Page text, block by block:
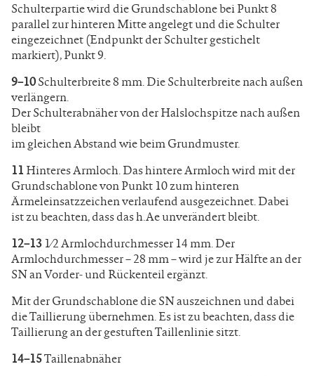
Schulterpartie wird die Grundschablone bei Punkt 8
parallel zur hinteren Mitte angelegt und die Schulter
eingezeichnet (Endpunkt der Schulter gestichelt
markiert), Punkt 9.
9–10Schulterbreite 8 mm. Die Schulterbreite nach außen
verlängern.
Der Schulterabnäher von der Halslochspitze nach außen
bleibt
im gleichen Abstand wie beim Grundmuster.
11 Hinteres Armloch. Das hintere Armloch wird mit der
Grundschablone von Punkt 10 zum hinteren
Ärmeleinsatzzeichen verlaufend ausgezeichnet. Dabei
ist zu beachten, dass das h.Ae unverändert bleibt.
12–13 1⁄2 Armlochdurchmesser 14 mm. Der
Armlochdurchmesser – 28 mm – wird je zur Hälfte an der
SN an Vorder- und Rückenteil ergänzt.
Mit der Grundschablone die SN auszeichnen und dabei
die Taillierung übernehmen. Es ist zu beachten, dass die
Taillierung an der gestuften Taillenlinie sitzt.
14–15Taillenabnäher